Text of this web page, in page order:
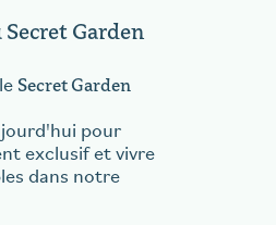
Garden
Secret Garden
pour
exclusif et vivre
dans notre